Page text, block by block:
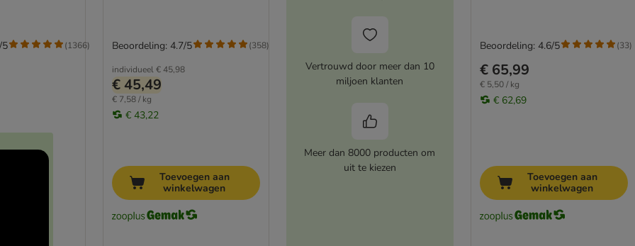
5 (1366)
individueel € 45,98
€ 45,49
€ 7,58 / kg
€ 43,22
Beoordeling: 4.7/5 (358)
Toevoegen aan
winkelwagen
Vertrouwd door meer dan 10
miljoen klanten
Meer dan 8000 producten om
uit te kiezen
€ 65,99
€ 5,50 / kg
€ 62,69
Beoordeling: 4.6/5 (33)
Toevoegen aan
winkelwagen